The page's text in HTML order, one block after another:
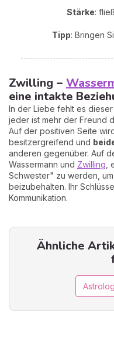
Stärke:
Tipp: Bringen
Zwilling –
eine intakte
In der Liebe fehlt es dieser
jeder ist mehr der Freund
Auf der positiven Seite
besitzergreifend und
anderen gegenüber. Auf
Wassermann und Zwilling
Schwester" zu werden,
beizubehalten. Ihr
Kommunikation.
Ähnliche